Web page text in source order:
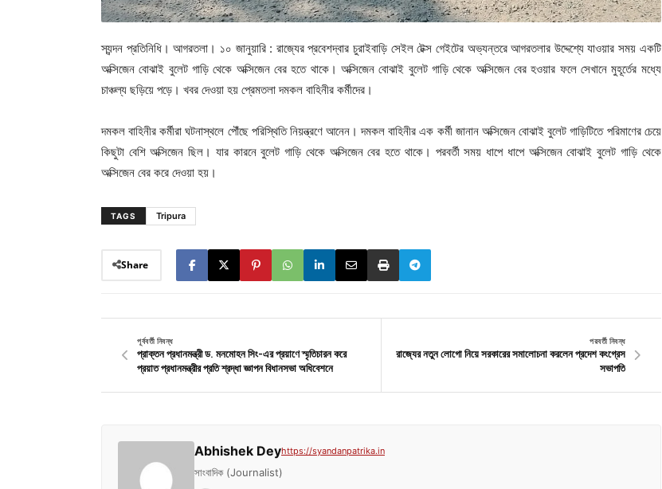
স্যন্দন প্রতিনিধি। আগরতলা। ১০ জানুয়ারি : রাজ্যের প্রবেশদ্বার চুরাইবাড়ি সেইল টেক্স গেইটের অভ্যন্তরে আগরতলার উদ্দেশ্যে যাওয়ার সময় একটি
অক্সিজেন বোঝাই বুলেট গাড়ি থেকে অক্সিজেন বের হতে থাকে। অক্সিজেন বোঝাই বুলেট গাড়ি থেকে অক্সিজেন বের হওয়ার ফলে সেখানে মুহূর্তের মধ্যে
চাঞ্চল্য ছড়িয়ে পড়ে। খবর দেওয়া হয় প্রেমতলা দমকল বাহিনীর কর্মীদের।
দমকল বাহিনীর কর্মীরা ঘটনাস্থলে পৌঁছে পরিস্থিতি নিয়ন্ত্রণে আনেন। দমকল বাহিনীর এক কর্মী জানান অক্সিজেন বোঝাই বুলেট গাড়িটিতে পরিমাণের চেয়ে
কিছুটা বেশি অক্সিজেন ছিল। যার কারনে বুলেট গাড়ি থেকে অক্সিজেন বের হতে থাকে। পরবর্তী সময় ধাপে ধাপে অক্সিজেন বোঝাই বুলেট গাড়ি থেকে
অক্সিজেন বের করে দেওয়া হয়।
TAGS Tripura
Share
পূর্ববর্তী নিবন্ধ
প্রাক্তন প্রধানমন্ত্রী ড. মনমোহন সিং-এর প্রয়াণে স্মৃতিচারন করে
প্রয়াত প্রধানমন্ত্রীর প্রতি শ্রদ্ধা জ্ঞাপন বিধানসভা অধিবেশনে
পরবর্তী নিবন্ধ
রাজ্যের নতুন লোগো নিয়ে সরকারের সমালোচনা করলেন প্রদেশ কংগ্রেস
সভাপতি
Abhishek Deyhttps://syandanpatrika.in
সাংবাদিক (Journalist)